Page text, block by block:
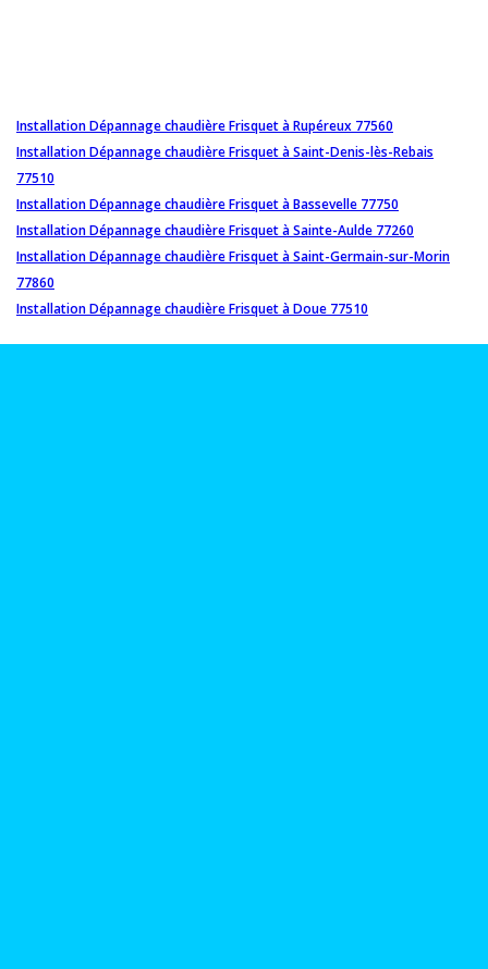
Installation Dépannage chaudière Frisquet à Rupéreux 77560
Installation Dépannage chaudière Frisquet à Saint-Denis-lès-Rebais
77510
Installation Dépannage chaudière Frisquet à Bassevelle 77750
Installation Dépannage chaudière Frisquet à Sainte-Aulde 77260
Installation Dépannage chaudière Frisquet à Saint-Germain-sur-Morin
77860
Installation Dépannage chaudière Frisquet à Doue 77510